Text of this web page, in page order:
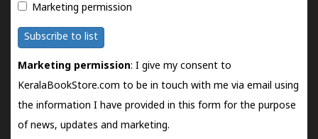
Marketing permission
Subscribe to list
Marketing permission: I give my consent to
KeralaBookStore.com to be in touch with me via email using
the information I have provided in this form for the purpose
of news, updates and marketing.